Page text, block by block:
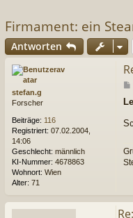
riff
Firmament: ein
Antworten
stefan.g
Forscher
Beiträge: 116
Registriert: 07.02.2004,
14:06
Geschlecht: männlich
KI-Nummer: 4678863
Wohnort: Wien
Alter: 71
i
r